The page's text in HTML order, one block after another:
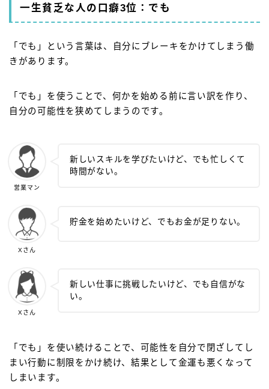
一生貧乏な人の口癖3位：でも
「でも」という言葉は、自分にブレーキをかけてしまう働
きがあります。
「でも」を使うことで、何かを始める前に言い訳を作り、
自分の可能性を狭めてしまうのです。
営業マン
新しいスキルを学びたいけど、でも忙しくて
時間がない。
Xさん
貯金を始めたいけど、でもお金が足りない。
Xさん
新しい仕事に挑戦したいけど、でも自信がな
い。
「でも」を使い続けることで、可能性を自分で閉ざしてし
まい行動に制限をかけ続け、結果として金運も悪くなって
しまいます。